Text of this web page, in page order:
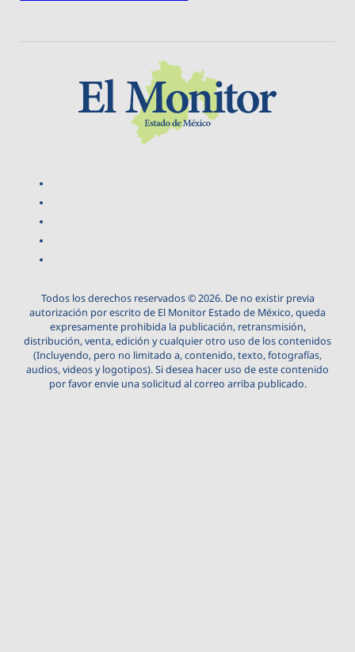
Todos los derechos reservados © 2026. De no existir previa
autorización por escrito de El Monitor Estado de México, queda
expresamente prohibida la publicación, retransmisión,
distribución, venta, edición y cualquier otro uso de los contenidos
(Incluyendo, pero no limitado a, contenido, texto, fotografías,
audios, videos y logotipos). Si desea hacer uso de este contenido
por favor envie una solicitud al correo arriba publicado.